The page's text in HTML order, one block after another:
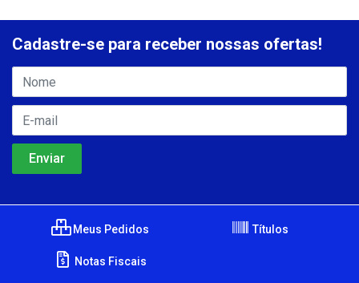
Cadastre-se para receber nossas ofertas!
Meus Pedidos Títulos
Notas Fiscais